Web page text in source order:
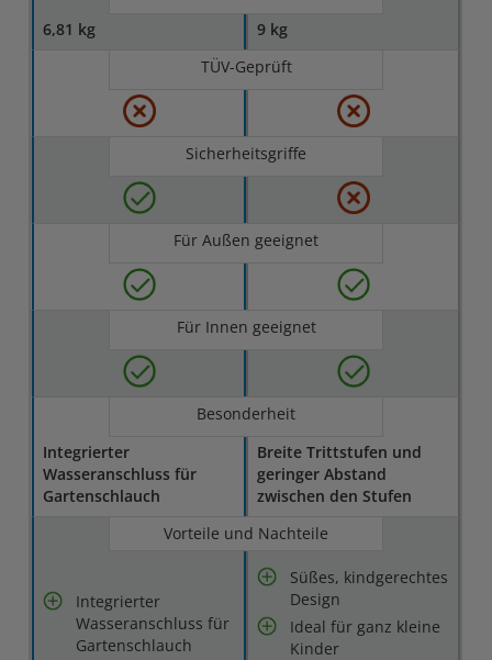
6,81 kg
9 kg
TÜV-Geprüft
Sicherheitsgriffe
Für Außen geeignet
Für Innen geeignet
Besonderheit
Integrierter
Wasseranschluss für
Gartenschlauch
Breite Trittstufen und
geringer Abstand
zwischen den Stufen
Vorteile und Nachteile
Integrierter
Wasseranschluss für
Gartenschlauch
Süßes, kindgerechtes
Design
Ideal für ganz kleine
Kinder